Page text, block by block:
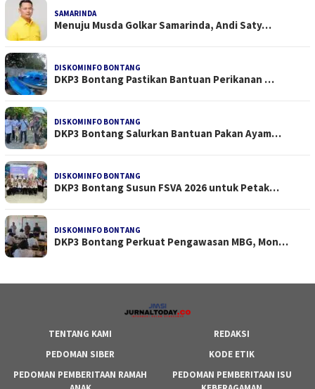
SAMARINDA
Menuju Musda Golkar Samarinda, Andi Saty…
DISKOMINFO BONTANG
DKP3 Bontang Pastikan Bantuan Perikanan …
DISKOMINFO BONTANG
DKP3 Bontang Salurkan Bantuan Pakan Ayam…
DISKOMINFO BONTANG
DKP3 Bontang Susun FSVA 2026 untuk Petak…
DISKOMINFO BONTANG
DKP3 Bontang Perkuat Pengawasan MBG, Mon…
TENTANG KAMI
REDAKSI
PEDOMAN SIBER
KODE ETIK
PEDOMAN PEMBERITAAN RAMAH
PEDOMAN PEMBERITAAN ISU